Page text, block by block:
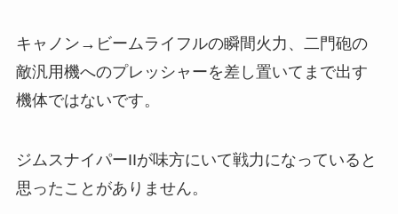
キャノン→ビームライフルの瞬間火力、二門砲の
敵汎用機へのプレッシャーを差し置いてまで出す
機体ではないです。
ジムスナイパーIIが味方にいて戦力になっていると
思ったことがありません。